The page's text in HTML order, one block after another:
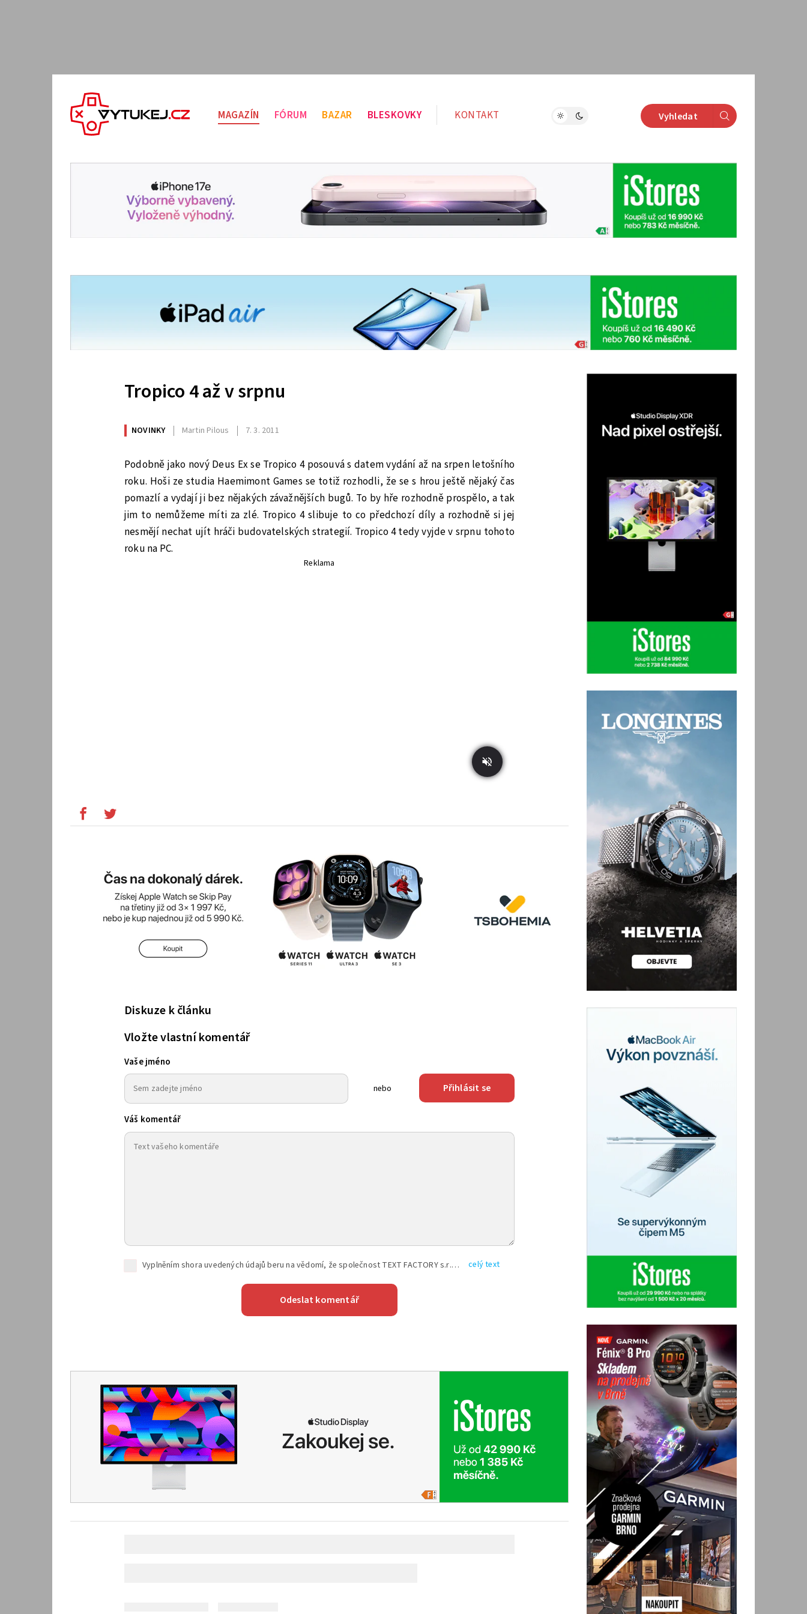
MAGAZÍN FÓRUM BAZAR BLESKOVKY KONTAKT Vyhledat
Tropico 4 až v srpnu
NOVINKY Martin Pilous 7. 3. 2011
Podobně jako nový Deus Ex se Tropico 4 posouvá s datem vydání až na srpen letošního
roku. Hoši ze studia Haemimont Games se totiž rozhodli, že se s hrou ještě nějaký čas
pomazlí a vydají ji bez nějakých závažnějších bugů. To by hře rozhodně prospělo, a tak
jim to nemůžeme míti za zlé. Tropico 4 slibuje to co předchozí díly a rozhodně si jej
nesmějí nechat ujít hráči budovatelských strategií. Tropico 4 tedy vyjde v srpnu tohoto
roku na PC.
Reklama
Diskuze k článku
Vložte vlastní komentář
Vaše jméno
nebo Přihlásit se
Váš komentář
Vyplněním shora uvedených údajů beru na vědomí, že společnost TEXT FACTORY s.r.o., sídlem Brno, Durďákova 336/29, Černá Pole, PSČ: 613 00, IČ: 06157831, zapsané u Krajského soudu v Brně, oddíl C, vložka 100399, bude zpracovávat mé osobní údaje uvedené v rámci mnou vyplněného registračního formuláře na základě oprávněných zájmů TEXT FACTORY s.r.o. dle čl. 6 odst. 1 písm. f) GDPR a pro splnění právních povinností (čl. 6 odst. 1 písm. c) GDPR), a to pro tyto účely: nezbytnost zajistit oprávnění návštěvníka webových stránek provozovaných společností TEXT FACTORY s.r.o. přispívat aktivně ke zveřejněným článkům nebo v rámci diskusních fór a výkon práv TEXT FACTORY s.r.o. jako administrátora těchto diskusních fór. Více informací o zpracování osobních údajů a právech lze nalézt v celý text